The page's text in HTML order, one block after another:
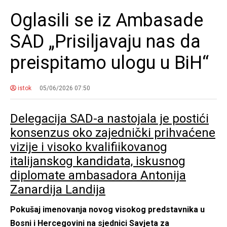
Oglasili se iz Ambasade
SAD „Prisiljavaju nas da
preispitamo ulogu u BiH“
istok 05/06/2026 07:50
Delegacija SAD-a nastojala je postići
konsenzus oko zajednički prihvaćene
vizije i visoko kvalifiikovanog
italijanskog kandidata, iskusnog
diplomate ambasadora Antonija
Zanardija Landija
Pokušaj imenovanja novog visokog predstavnika u
Bosni i Hercegovini na sjednici Savjeta za